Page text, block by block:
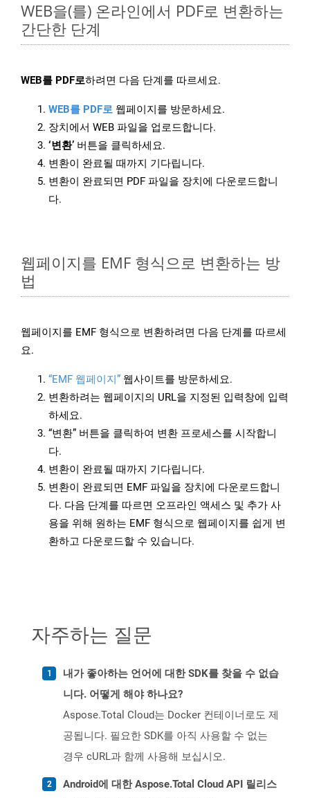
WEB을(를) 온라인에서 PDF로 변환하는
간단한 단계
WEB를 PDF로하려면 다음 단계를 따르세요.
WEB를 PDF로 웹페이지를 방문하세요.
장치에서 WEB 파일을 업로드합니다.
‘변환’ 버튼을 클릭하세요.
변환이 완료될 때까지 기다립니다.
변환이 완료되면 PDF 파일을 장치에 다운로드합니
다.
웹페이지를 EMF 형식으로 변환하는 방
법
웹페이지를 EMF 형식으로 변환하려면 다음 단계를 따르세
요.
“EMF 웹페이지” 웹사이트를 방문하세요.
변환하려는 웹페이지의 URL을 지정된 입력창에 입력
하세요.
“변환” 버튼을 클릭하여 변환 프로세스를 시작합니
다.
변환이 완료될 때까지 기다립니다.
변환이 완료되면 EMF 파일을 장치에 다운로드합니
다. 다음 단계를 따르면 오프라인 액세스 및 추가 사
용을 위해 원하는 EMF 형식으로 웹페이지를 쉽게 변
환하고 다운로드할 수 있습니다.
자주하는 질문
내가 좋아하는 언어에 대한 SDK를 찾을 수 없습
니다. 어떻게 해야 하나요?
Aspose.Total Cloud는 Docker 컨테이너로도 제
공됩니다. 필요한 SDK를 아직 사용할 수 없는
경우 cURL과 함께 사용해 보십시오.
Android에 대한 Aspose.Total Cloud API 릴리스